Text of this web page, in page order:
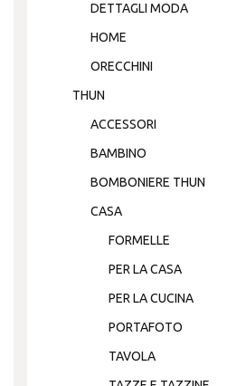
DETTAGLI MODA
HOME
ORECCHINI
THUN
ACCESSORI
BAMBINO
BOMBONIERE THUN
CASA
FORMELLE
PER LA CASA
PER LA CUCINA
PORTAFOTO
TAVOLA